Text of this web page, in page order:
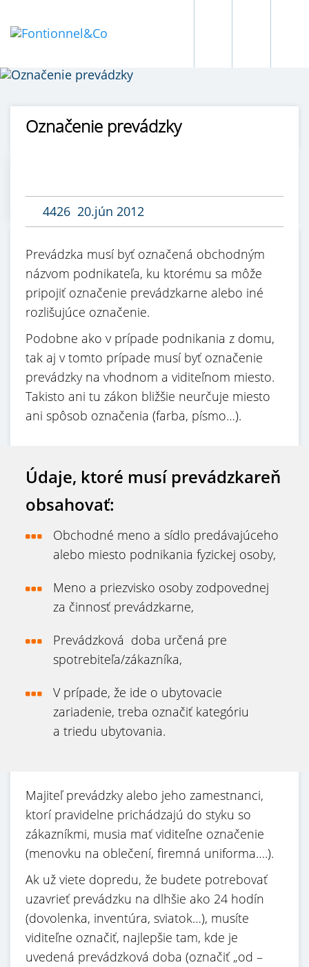
Označenie prevádzky
4426 20.jún 2012
Prevádzka musí byť označená obchodným
názvom podnikateľa, ku ktorému sa môže
pripojiť označenie prevádzkarne alebo iné
rozlišujúce označenie.
Podobne ako v prípade podnikania z domu,
tak aj v tomto prípade musí byť označenie
prevádzky na vhodnom a viditeľnom miesto.
Takisto ani tu zákon bližšie neurčuje miesto
ani spôsob označenia (farba, písmo…).
Údaje, ktoré musí prevádzkareň
obsahovať:
Obchodné meno a sídlo predávajúceho
alebo miesto podnikania fyzickej osoby,
Meno a priezvisko osoby zodpovednej
za činnosť prevádzkarne,
Prevádzková doba určená pre
spotrebiteľa/zákazníka,
V prípade, že ide o ubytovacie
zariadenie, treba označiť kategóriu
a triedu ubytovania.
Majiteľ prevádzky alebo jeho zamestnanci,
ktorí pravidelne prichádzajú do styku so
zákazníkmi, musia mať viditeľne označenie
(menovku na oblečení, firemná uniforma….).
Ak už viete dopredu, že budete potrebovať
uzavrieť prevádzku na dlhšie ako 24 hodín
(dovolenka, inventúra, sviatok…), musíte
viditeľne označiť, najlepšie tam, kde je
uvedená prevádzková doba (označiť „od –